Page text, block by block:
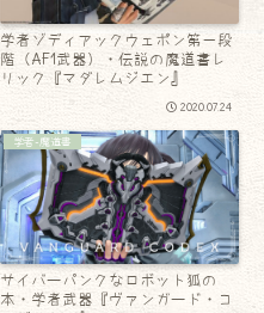
学者ゾディアックウェポン第一段
階（AF1武器）・伝説の魔道書レ
リック『マダレムジエン』
2020.07.24
学者-魔道書
サイバーパンクなロボット狐の
本・学者武器『ヴァンガード・コ